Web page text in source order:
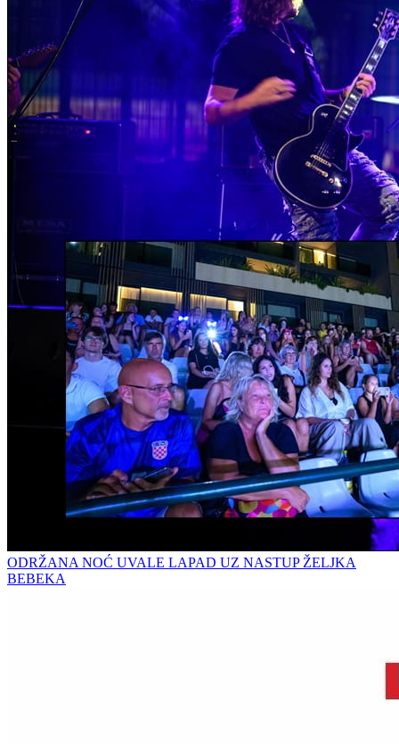
ODRŽANA NOĆ UVALE LAPAD UZ NASTUP ŽELJKA
BEBEKA